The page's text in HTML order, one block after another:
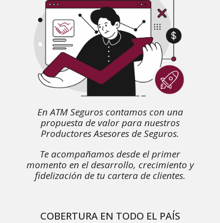
En ATM Seguros contamos con una
propuesta de valor para nuestros
Productores Asesores de Seguros.
Te acompañamos desde el primer
momento en el desarrollo, crecimiento y
fidelización de tu cartera de clientes.
COBERTURA EN TODO EL PAÍS